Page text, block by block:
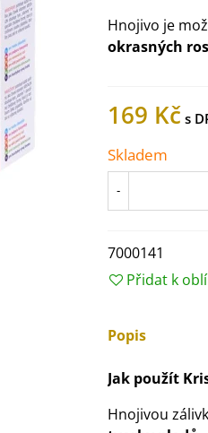
Hnojivo je
okrasných
169 Kč
Skladem
-
7000141
Přidat k
Popis
Jak použít
Hnojivou